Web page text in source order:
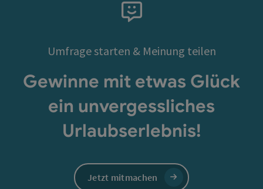
Umfrage starten & Meinung teilen
Gewinne mit etwas Glück
ein unvergessliches
Urlaubserlebnis!
Jetzt mitmachen